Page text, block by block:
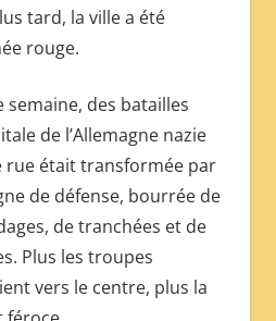
tard, la ville a été
rouge.
semaine, des batailles
de l’Allemagne nazie
rue était transformée par
de défense, bourrée de
de tranchées et de
Plus les troupes
vers le centre, plus la